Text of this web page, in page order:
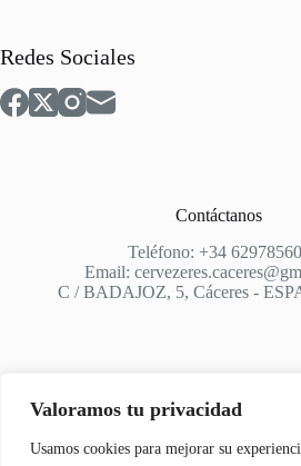
Valoramos tu privacidad
Usamos cookies para mejorar su
Redes Sociales
Contáctanos
Teléfono: +34
Email:
C / BADAJOZ, 5, Cáceres -
Apoyo